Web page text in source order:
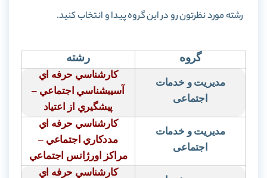
رشته مورد نظرتون رو در این گروه پیدا و انتخاب کنید.
گروه رشته
مدیریت و خدمات
اجتماعی
كارشناسي حرفه اي
آسيبشناسي اجتماعي –
پيشگيري از اعتياد
مدیریت و خدمات
اجتماعی
كارشناسي حرفه اي
مددكاري اجتماعي –
مراكز اورژانس اجتماعي
كارشناسي حرفه اي